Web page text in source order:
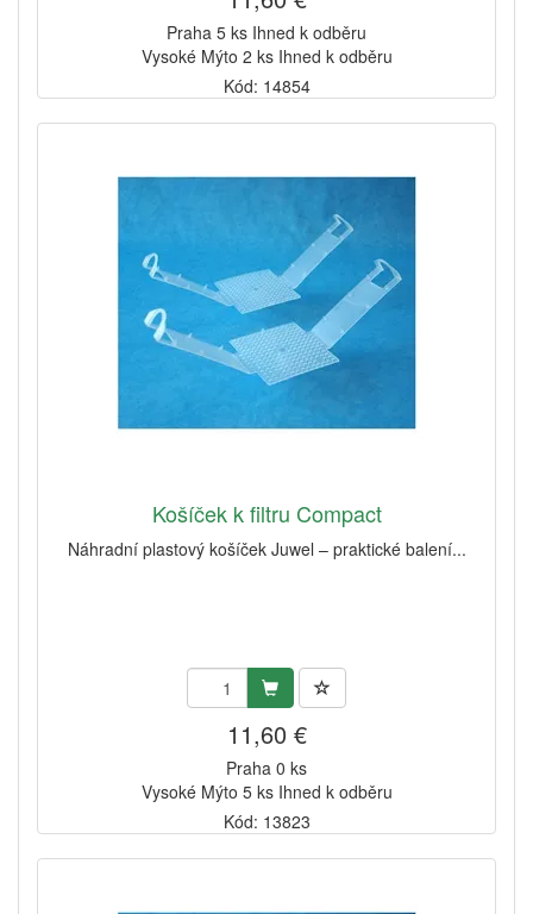
Praha 5 ks Ihned k odběru
Vysoké Mýto 2 ks Ihned k odběru
Kód: 14854
Košíček k filtru Compact
Náhradní plastový košíček Juwel – praktické balení...
11,60 €
Praha 0 ks
Vysoké Mýto 5 ks Ihned k odběru
Kód: 13823